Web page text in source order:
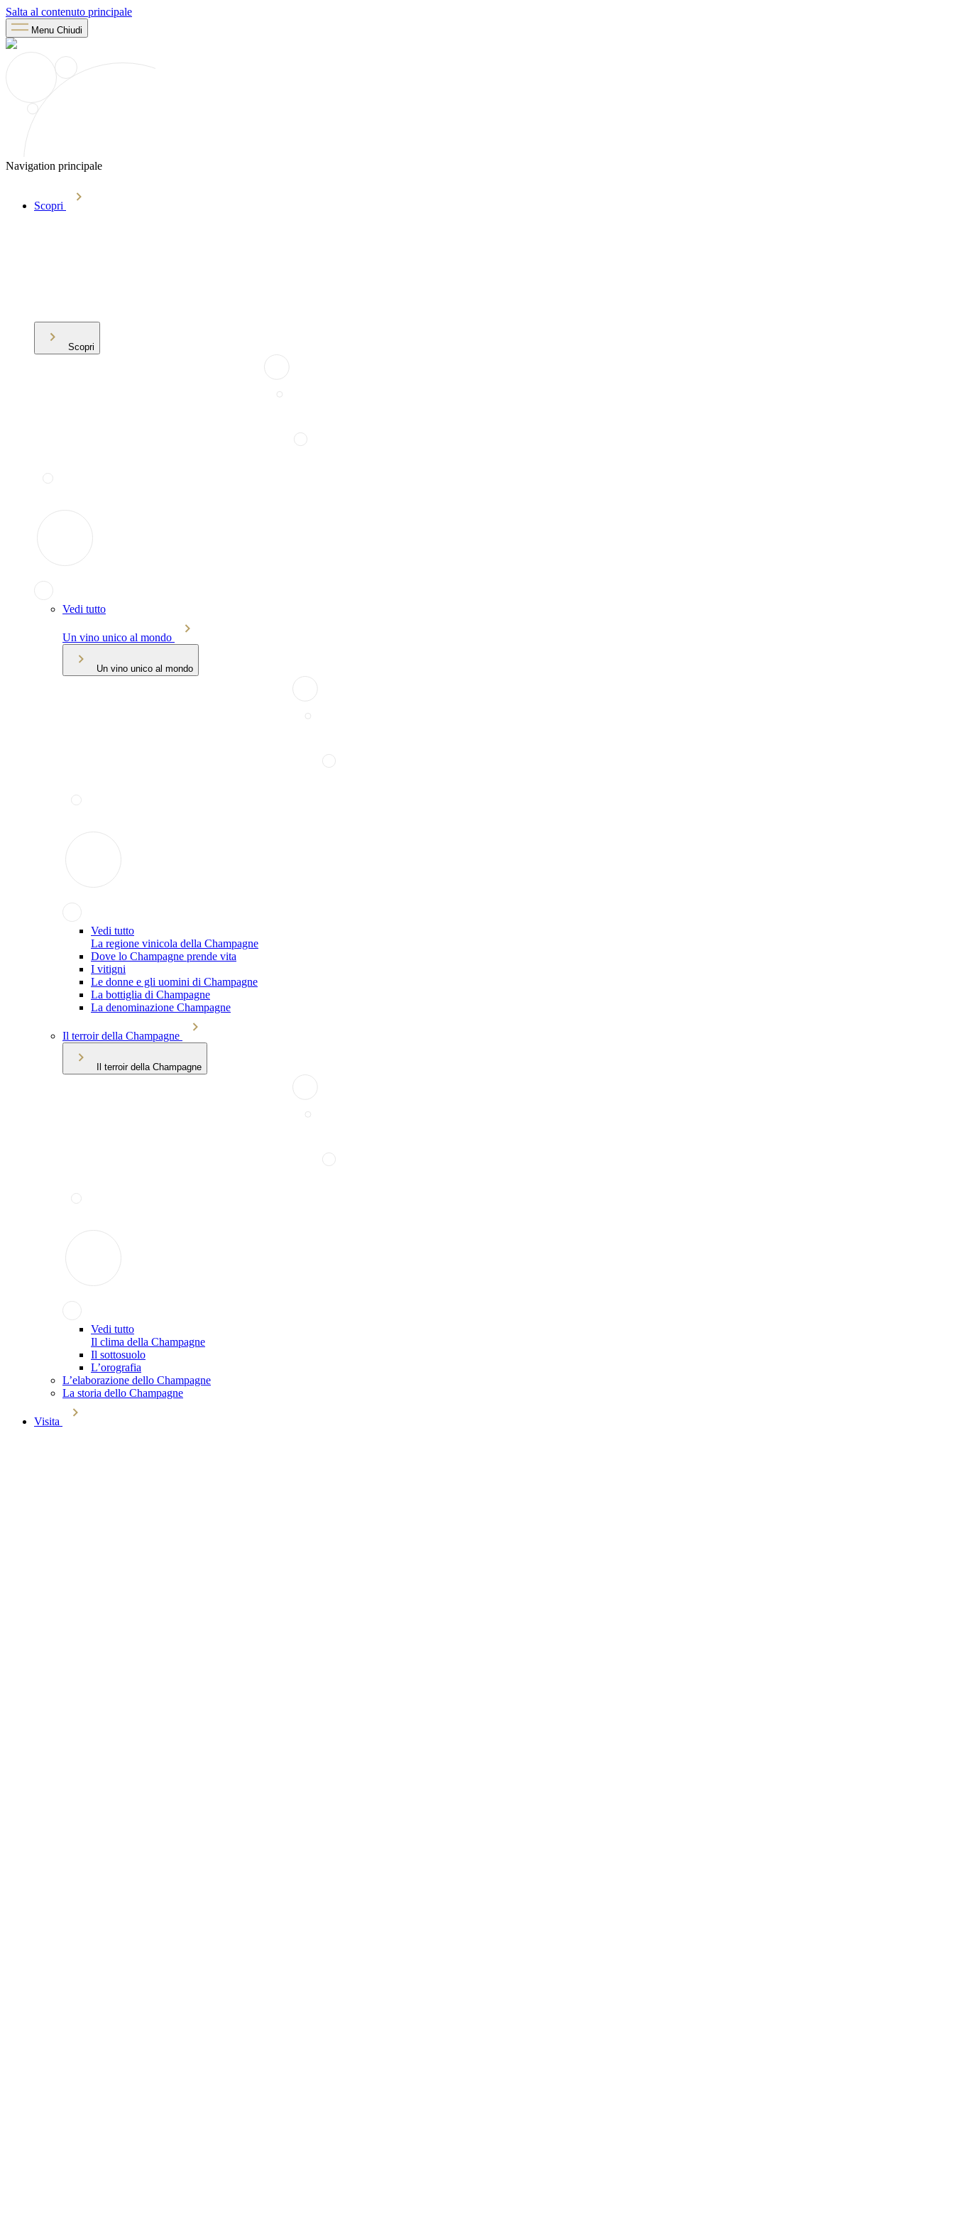
Salta al contenuto principale
Menu Chiudi
Navigation principale
Scopri
Scopri
Vedi tutto
Un vino unico al mondo
Un vino unico al mondo
Vedi tutto
La regione vinicola della Champagne
Dove lo Champagne prende vita
I vitigni
Le donne e gli uomini di Champagne
La bottiglia di Champagne
La denominazione Champagne
Il terroir della Champagne
Il terroir della Champagne
Vedi tutto
Il clima della Champagne
Il sottosuolo
L’orografia
L’elaborazione dello Champagne
La storia dello Champagne
Visita